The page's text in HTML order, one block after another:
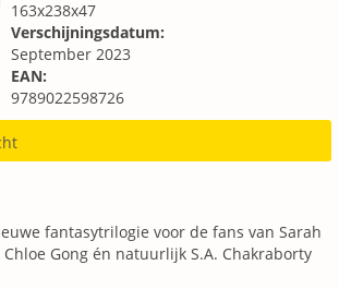
163x238x47
Verschijningsdatum:
September 2023
EAN:
9789022598726
fantasytrilogie voor de fans van Sarah
Chloe Gong én natuurlijk S.A. Chakraborty